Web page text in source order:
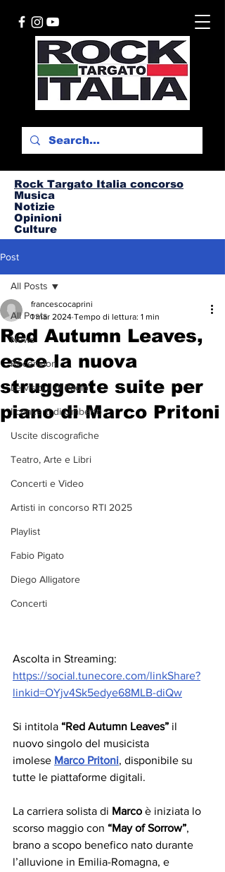
Rock Targato Italia concorso
Musica
Notizie
Opinioni
Culture
Post
All Posts
News
Recensioni
Le visioni di Paolo
I concerti di Umberto
Uscite discografiche
Teatro, Arte e Libri
Concerti e Video
Artisti in concorso RTI 2025
Playlist
Fabio Pigato
Diego Alligatore
Concerti
All Posts
Red Autumn Leaves,
esce la nuova
struggente suite per
piano di Marco Pritoni
francescocaprini
1 mar 2024 Tempo di lettura: 1 min
Ascolta in Streaming:
https://social.tunecore.com/linkShare?
linkid=OYjv4Sk5edye68MLB-diQw
Si intitola “Red Autumn Leaves” il
nuovo singolo del musicista
imolese Marco Pritoni, disponibile su
tutte le piattaforme digitali.
La carriera solista di Marco è iniziata lo
scorso maggio con “May of Sorrow”,
brano a scopo benefico nato durante
l’alluvione in Emilia-Romagna, e